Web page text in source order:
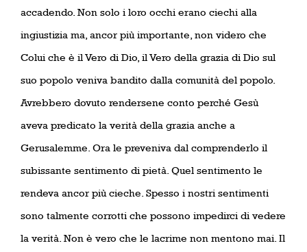
accadendo. Non solo i loro occhi erano ciechi alla
ingiustizia ma, ancor più importante, non videro che
Colui che è il Vero di Dio, il Vero della grazia di Dio sul
suo popolo veniva bandito dalla comunità del popolo.
Avrebbero dovuto rendersene conto perché Gesù
aveva predicato la verità della grazia anche a
Gerusalemme. Ora le preveniva dal comprenderlo il
subissante sentimento di pietà. Quel sentimento le
rendeva ancor più cieche. Spesso i nostri sentimenti
sono talmente corrotti che possono impedirci di vedere
la verità. Non è vero che le lacrime non mentono mai. Il